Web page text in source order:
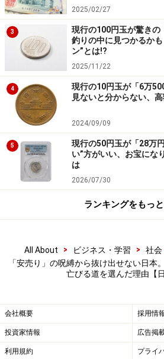
なぜ日本とドイツは、製造企業
180度とも言える違いが生じたの
利益を追求する企業行動原理に大
まさか、すべての日本企業の経営
違え続けたとも思えない。
日本企業の経営者は、海外投資を
ツ企業の経営者は国内で生産し輸
理的」であると判断した。その
が、指摘したい最大のポイントで
日本もドイツも、企業は売上を増
とを目的に行動している（経済学
目指して行動する」とされている
ったところ、日本とドイツで、上
て現れた。
進めたほうが、企業の売上・利潤
イツ国内の企業にとって、「国内
持」を進めたほうが、自らの売上
2025/02/27
3
現行の100円玉が驚きの
釣りの中に見つかるか
ン”とは!?
2025/11/22
4
現行の10円玉が「6万
見ないと分からない、
2024/09/09
5
現行の50円玉が「28万
い”方がいい、お宝にな
は
2026/07/30
ランキングをもっ
All About > ビジネス・学習 > 社会
「安売り」の呪縛から抜け出せない日本
亡びる道を選んだ理由【
会社概要 採用情
投資家情報 広告掲
利用規約 プライ